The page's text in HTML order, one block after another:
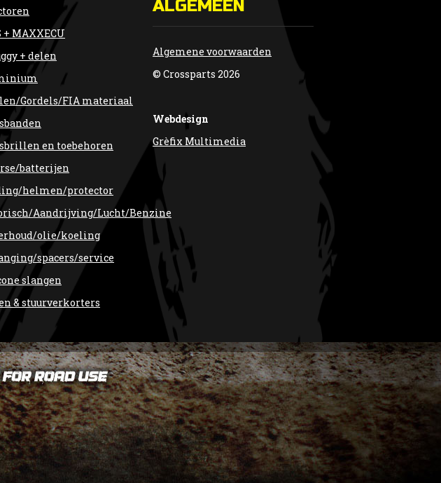
+ MAXXECU
+ delen
Gordels/FIA materiaal
en toebehoren
batterijen
helmen/protector
Aandrijving/Lucht/Benzine
olie/koeling
spacers/service
slangen
& stuurverkorters
ALGEMEEN
Algemene voorwaarden
© Crossparts 2026
Webdesign
Grèfix Multimedia